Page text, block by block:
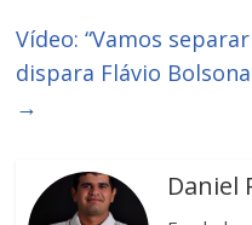
Vídeo: “Vamos
dispara Flávio
→
Daniel